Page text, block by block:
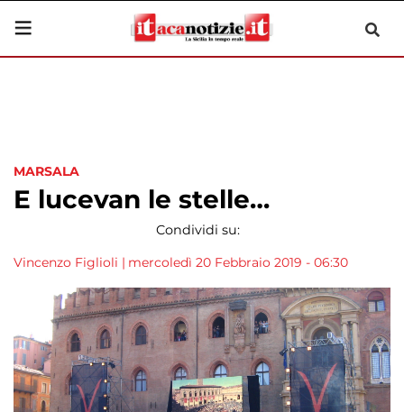
MARSALA
E lucevan le stelle…
Condividi su:
Vincenzo Figlioli | mercoledì 20 Febbraio 2019 - 06:30